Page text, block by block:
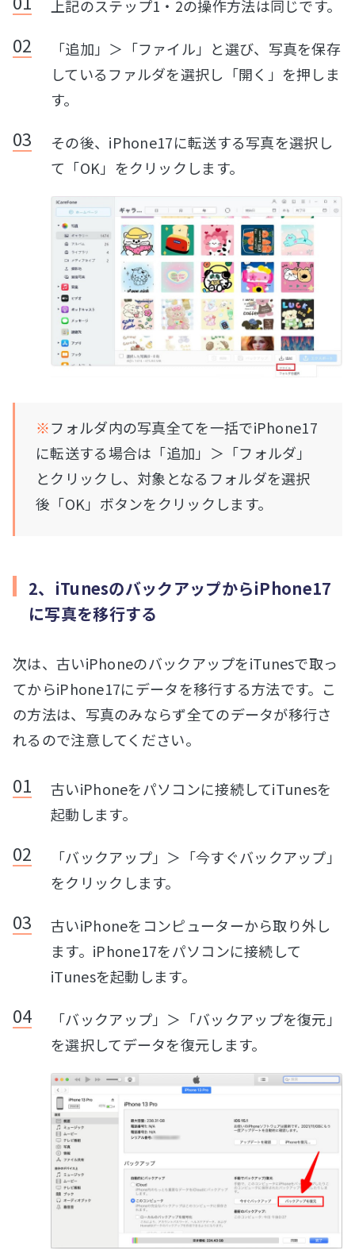
上記のステップ1・2の操作方法は同じです。
「追加」＞「ファイル」と選び、写真を保存
しているファルダを選択し「開く」を押しま
す。
その後、iPhone17に転送する写真を選択し
て「OK」をクリックします。
※フォルダ内の写真全てを一括でiPhone17
に転送する場合は「追加」＞「フォルダ」
とクリックし、対象となるフォルダを選択
後「OK」ボタンをクリックします。
2、iTunesのバックアップからiPhone17
に写真を移行する
次は、古いiPhoneのバックアップをiTunesで取っ
てからiPhone17にデータを移行する方法です。こ
の方法は、写真のみならず全てのデータが移行さ
れるので注意してください。
古いiPhoneをパソコンに接続してiTunesを
起動します。
「バックアップ」＞「今すぐバックアップ」
をクリックします。
古いiPhoneをコンピューターから取り外し
ます。iPhone17をパソコンに接続して
iTunesを起動します。
「バックアップ」＞「バックアップを復元」
を選択してデータを復元します。